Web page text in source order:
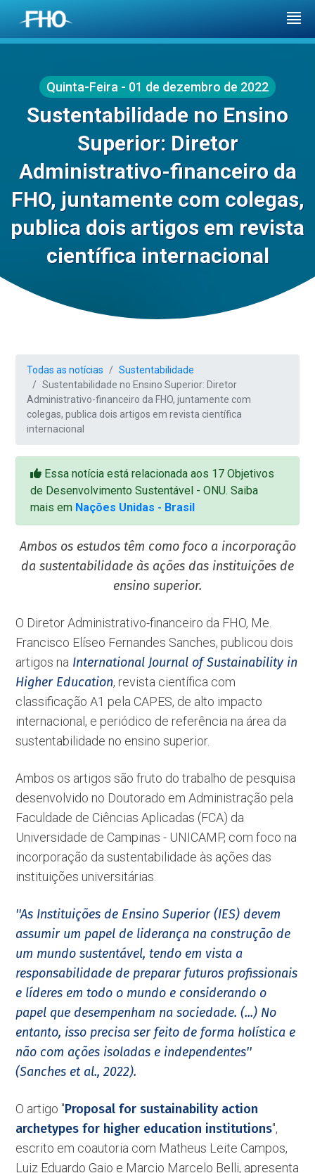
Quinta-Feira - 01 de dezembro de 2022
Sustentabilidade no Ensino
Superior: Diretor
Administrativo-financeiro da
FHO, juntamente com colegas,
publica dois artigos em revista
científica internacional
Todas as notícias
Sustentabilidade
Sustentabilidade no Ensino Superior: Diretor
Administrativo-financeiro da FHO, juntamente com
colegas, publica dois artigos em revista científica
internacional
Essa notícia está relacionada aos 17 Objetivos
de Desenvolvimento Sustentável - ONU. Saiba
mais em Nações Unidas - Brasil
Ambos os estudos têm como foco a incorporação
da sustentabilidade às ações das instituições de
ensino superior.
O Diretor Administrativo-financeiro da FHO, Me.
Francisco Elíseo Fernandes Sanches, publicou dois
artigos na International Journal of Sustainability in
Higher Education, revista científica com
classificação A1 pela CAPES, de alto impacto
internacional, e periódico de referência na área da
sustentabilidade no ensino superior.
Ambos os artigos são fruto do trabalho de pesquisa
desenvolvido no Doutorado em Administração pela
Faculdade de Ciências Aplicadas (FCA) da
Universidade de Campinas - UNICAMP, com foco na
incorporação da sustentabilidade às ações das
instituições universitárias.
''As Instituições de Ensino Superior (IES) devem
assumir um papel de liderança na construção de
um mundo sustentável, tendo em vista a
responsabilidade de preparar futuros profissionais
e líderes em todo o mundo e considerando o
papel que desempenham na sociedade. (...) No
entanto, isso precisa ser feito de forma holística e
não com ações isoladas e independentes''
(Sanches et al., 2022).
O artigo ''Proposal for sustainability action
archetypes for higher education institutions'',
escrito em coautoria com Matheus Leite Campos,
Luiz Eduardo Gaio e Marcio Marcelo Belli, apresenta